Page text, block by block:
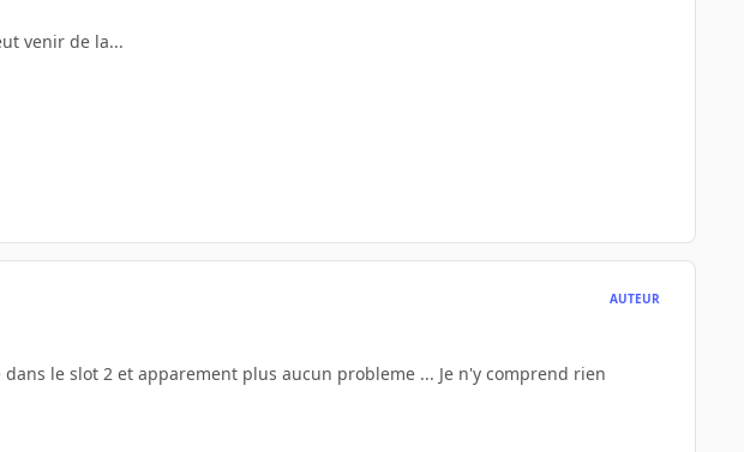
venir de la...
AUTEUR
le slot 2 et apparement plus aucun probleme ... Je n'y comprend rien